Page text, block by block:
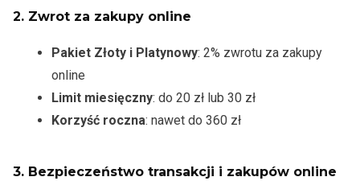
2. Zwrot za zakupy online
Pakiet Złoty i Platynowy: 2% zwrotu za zakupy
online
Limit miesięczny: do 20 zł lub 30 zł
Korzyść roczna: nawet do 360 zł
3. Bezpieczeństwo transakcji i zakupów online